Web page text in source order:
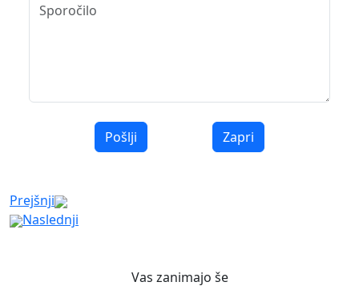
Pošlji Zapri
Prejšnji
Naslednji
Vas zanimajo še